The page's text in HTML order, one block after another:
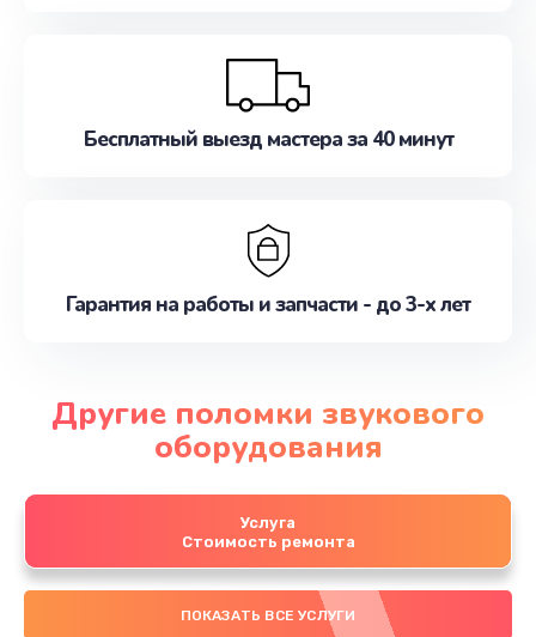
Бесплатный выезд мастера за 40 минут
Гарантия на работы и запчасти - до 3-х лет
Другие поломки звукового
оборудования
Услуга
Стоимость ремонта
ПОКАЗАТЬ ВСЕ УСЛУГИ